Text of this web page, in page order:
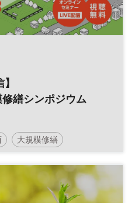
繕シンポジウム
大規模修繕
土日祝開催